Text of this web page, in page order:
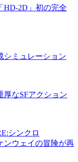
HD-2D」初の完全
シミュレーション
厚なSFアクション
シンクロ
ンウェイの冒険が再